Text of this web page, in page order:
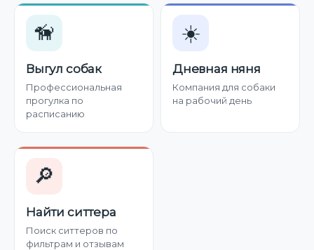
🦮
Выгул собак
Профессиональная
прогулка по
расписанию
☀️
Дневная няня
Компания для собаки
на рабочий день
🔎
Найти ситтера
Поиск ситтеров по
фильтрам и отзывам